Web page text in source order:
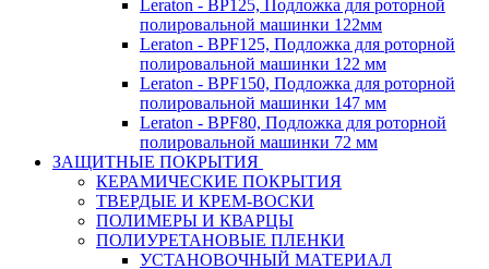
Leraton - BP125, Подложка для роторной
полировальной машинки 122мм
Leraton - BPF125, Подложка для роторной
полировальной машинки 122 мм
Leraton - BPF150, Подложка для роторной
полировальной машинки 147 мм
Leraton - BPF80, Подложка для роторной
полировальной машинки 72 мм
ЗАЩИТНЫЕ ПОКРЫТИЯ
КЕРАМИЧЕСКИЕ ПОКРЫТИЯ
ТВЕРДЫЕ И КРЕМ-ВОСКИ
ПОЛИМЕРЫ И КВАРЦЫ
ПОЛИУРЕТАНОВЫЕ ПЛЕНКИ
УСТАНОВОЧНЫЙ МАТЕРИАЛ